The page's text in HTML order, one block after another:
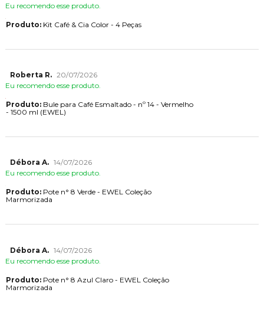
Eu recomendo esse produto.
Produto:Kit Café & Cia Color - 4 Peças
Roberta R. 20/07/2026
Eu recomendo esse produto.
Produto:Bule para Café Esmaltado - nº 14 - Vermelho
- 1500 ml (EWEL)
Débora A. 14/07/2026
Eu recomendo esse produto.
Produto:Pote n° 8 Verde - EWEL Coleção
Marmorizada
Débora A. 14/07/2026
Eu recomendo esse produto.
Produto:Pote n° 8 Azul Claro - EWEL Coleção
Marmorizada